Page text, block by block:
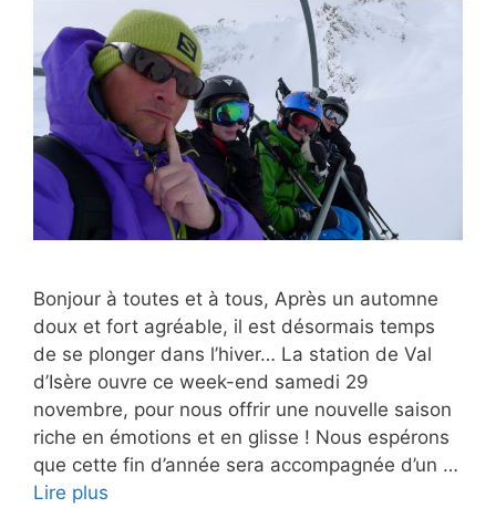
Bonjour à toutes et à tous, Après un automne
doux et fort agréable, il est désormais temps
de se plonger dans l’hiver… La station de Val
d’Isère ouvre ce week-end samedi 29
novembre, pour nous offrir une nouvelle saison
riche en émotions et en glisse ! Nous espérons
que cette fin d’année sera accompagnée d’un …
Lire plus